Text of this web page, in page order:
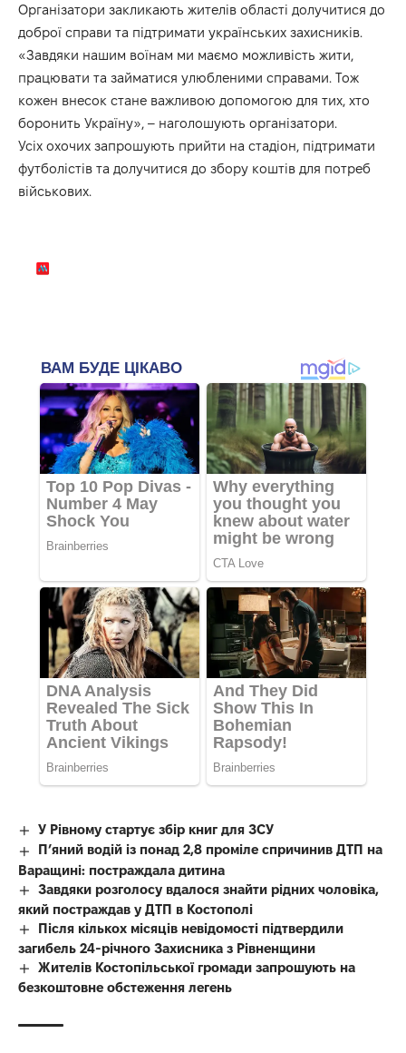
Організатори закликають жителів області долучитися до
доброї справи та підтримати українських захисників.
«Завдяки нашим воїнам ми маємо можливість жити,
працювати та займатися улюбленими справами. Тож
кожен внесок стане важливою допомогою для тих, хто
боронить Україну», – наголошують організатори.
Усіх охочих запрошують прийти на стадіон, підтримати
футболістів та долучитися до збору коштів для потреб
військових.
У Рівному стартує збір книг для ЗСУ
П’яний водій із понад 2,8 проміле спричинив ДТП на
Варащині: постраждала дитина
Завдяки розголосу вдалося знайти рідних чоловіка,
який постраждав у ДТП в Костополі
Після кількох місяців невідомості підтвердили
загибель 24-річного Захисника з Рівненщини
Жителів Костопільської громади запрошують на
безкоштовне обстеження легень